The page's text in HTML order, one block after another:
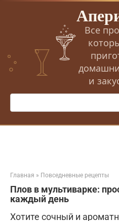
Перейти
Все
и
Поиск:
Главная » Повседневные рецепты
Плов в мультиварке:
каждый день
Хотите сочный и